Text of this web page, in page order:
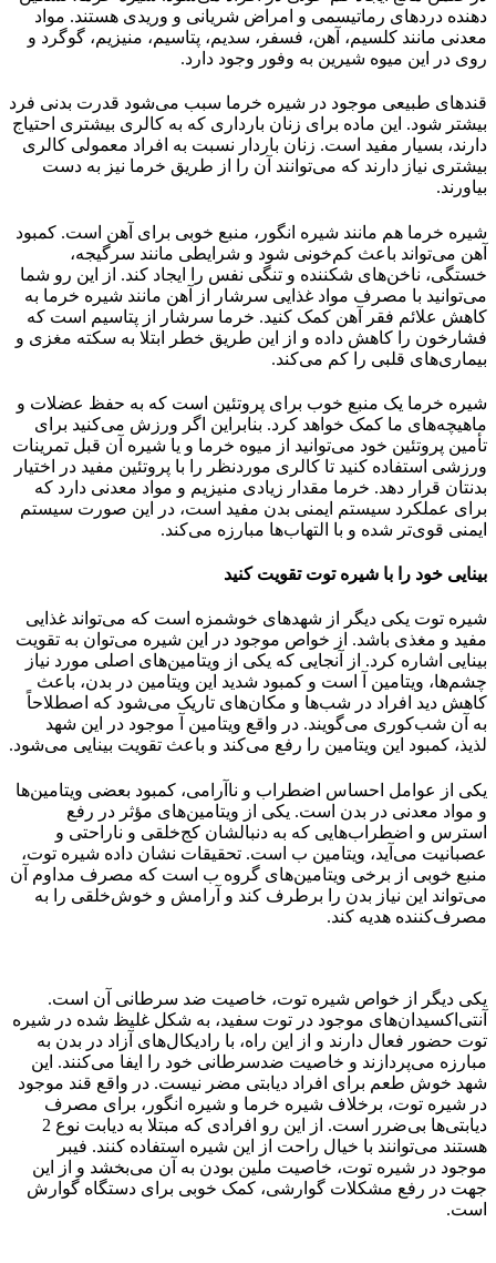
دهنده‌ دردهای رماتیسمی و امراض شریانی و وریدی هستند. مواد
معدنی مانند کلسیم، آهن، فسفر، سدیم، پتاسیم، منیزیم، گوگرد و
روی در این میوه شیرین به وفور وجود دارد.
قندهای طبیعی موجود در شیره خرما سبب می‌شود قدرت بدنی فرد
بیشتر شود. این ماده برای زنان بارداری که به کالری بیشتری احتیاج
دارند، بسیار مفید است. زنان باردار نسبت به افراد معمولی کالری
بیشتری نیاز دارند که می‌توانند آن را از طریق خرما نیز به دست
بیاورند.
شیره خرما هم مانند شیره انگور، منبع خوبی برای آهن است. کمبود
آهن می‌تواند باعث کم‌خونی شود و شرایطی مانند سرگیجه،
خستگی، ناخن‌های شکننده و تنگی نفس را ایجاد کند. از این رو شما
می‌توانید با مصرف مواد غذایی سرشار از آهن مانند شیره خرما به
کاهش علائم فقر آهن کمک کنید. خرما سرشار از پتاسیم است که
فشارخون را کاهش داده و از این طریق خطر ابتلا به سکته مغزی و
بیماری‌های قلبی را کم می‌کند.
شیره خرما یک منبع خوب برای پروتئین است که به حفظ عضلات و
ماهیچه‌های ما کمک خواهد کرد. بنابراین اگر ورزش می‌کنید برای
تأمین پروتئین خود می‌توانید از میوه خرما و یا شیره آن قبل تمرینات
ورزشی استفاده کنید تا کالری موردنظر را با پروتئین مفید در اختیار
بدنتان قرار دهد. خرما مقدار زیادی منیزیم و مواد معدنی دارد که
برای عملکرد سیستم ایمنی بدن مفید است، در این صورت سیستم
ایمنی قوی‌تر شده و با التهاب‌ها مبارزه می‌کند.
بینایی خود را با شیره توت تقویت کنید
شیره توت یکی دیگر از شهدهای خوشمزه است که می‌تواند غذایی
مفید و مغذی باشد. از خواص موجود در این شیره می‌توان به تقویت
بینایی اشاره کرد. از آنجایی که یکی از ویتامین‌های اصلی مورد نیاز
چشم‌ها، ویتامین آ است و کمبود شدید این ویتامین در بدن، باعث
کاهش دید افراد در شب‌ها و مکان‌های تاریک می‌شود که اصطلاحاً
به آن شب‌کوری می‌گویند. در واقع ویتامین آ موجود در این شهد
لذیذ، کمبود این ویتامین را رفع می‌کند و باعث تقویت بینایی می‌شود.
یکی از عوامل احساس اضطراب و ناآرامی، کمبود بعضی ویتامین‌ها
و مواد معدنی در بدن است. یکی از ویتامین‌های مؤثر در رفع
استرس و اضطراب‌هایی که به دنبالشان کج‌خلقی و ناراحتی و
عصبانیت می‌آید، ویتامین ب است. تحقیقات نشان داده شیره توت،
منبع خوبی از برخی ویتامین‌های گروه ب است که مصرف مداوم آن
می‌تواند این نیاز بدن را برطرف کند و آرامش و خوش‌خلقی را به
مصرف‌کننده هدیه کند.
یکی دیگر از خواص شیره توت، خاصیت ضد سرطانی آن است.
آنتی‌اکسیدان‌های موجود در توت سفید، به شکل غلیظ‌ شده در شیره
توت حضور فعال دارند و از این راه، با رادیکال‌های آزاد در بدن به
مبارزه می‌پردازند و خاصیت ضدسرطانی خود را ایفا می‌کنند. این
شهد خوش طعم برای افراد دیابتی مضر نیست. در واقع قند موجود
در شیره توت، برخلاف شیره خرما و شیره انگور، برای مصرف
دیابتی‌ها بی‌ضرر است. از این رو افرادی که مبتلا به دیابت نوع 2
هستند می‌توانند با خیال راحت از این شیره استفاده کنند. فیبر
موجود در شیره توت، خاصیت ملین بودن به آن می‌بخشد و از این
جهت در رفع مشکلات گوارشی، کمک خوبی برای دستگاه گوارش
است.